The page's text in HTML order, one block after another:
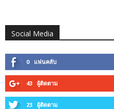
Social Media
0 แฟนคลับ
43 ผู้ติดตาม
23 ผู้ติดตาม